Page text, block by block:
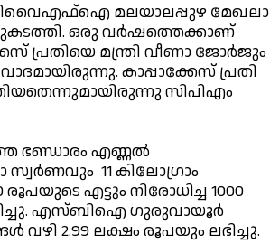
ഡിവൈഎഫ്ഐ മലയാലപ്പുഴ മേഖലാ
ഒരു വര്‍ഷത്തെക്കാണ്
പ്രതിയെ മന്ത്രി വീണാ ജോര്‍ജും
കാപ്പാക്കേസ് പ്രതി
സിപിഎം
ഭണ്ഡാരം എണ്ണല്‍
സ്വര്‍ണവും 11 കിലോഗ്രാം
രൂപയുടെ എട്ടും നിരോധിച്ച 1000
എസ്ബിഐ ഗുരുവായൂര്‍
2.99 ലക്ഷം രൂപയും ലഭിച്ചു.